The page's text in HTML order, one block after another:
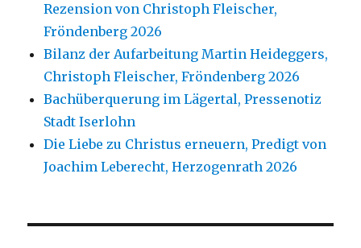
Rezension von Christoph Fleischer,
Fröndenberg 2026
Bilanz der Aufarbeitung Martin Heideggers,
Christoph Fleischer, Fröndenberg 2026
Bachüberquerung im Lägertal, Pressenotiz
Stadt Iserlohn
Die Liebe zu Christus erneuern, Predigt von
Joachim Leberecht, Herzogenrath 2026